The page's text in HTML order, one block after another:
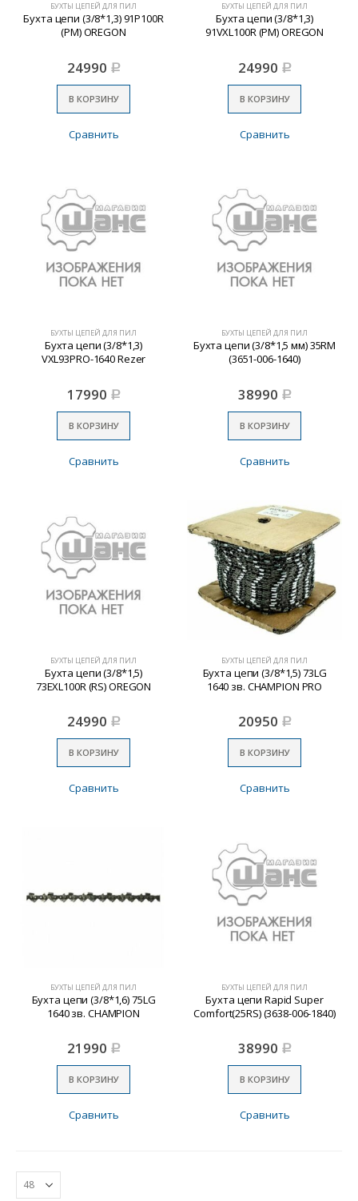
БУХТЫ ЦЕПЕЙ ДЛЯ ПИЛ
Бухта цепи (3/8*1,3) 91P100R
(PM) OREGON
24990 Р
В КОРЗИНУ
Сравнить
БУХТЫ ЦЕПЕЙ ДЛЯ ПИЛ
Бухта цепи (3/8*1,3)
91VXL100R (PM) OREGON
24990 Р
В КОРЗИНУ
Сравнить
БУХТЫ ЦЕПЕЙ ДЛЯ ПИЛ
Бухта цепи (3/8*1,3)
VXL93PRO-1640 Rezer
17990 Р
В КОРЗИНУ
Сравнить
БУХТЫ ЦЕПЕЙ ДЛЯ ПИЛ
Бухта цепи (3/8*1,5 мм) 35RМ
(3651-006-1640)
38990 Р
В КОРЗИНУ
Сравнить
БУХТЫ ЦЕПЕЙ ДЛЯ ПИЛ
Бухта цепи (3/8*1,5)
73EXL100R (RS) OREGON
24990 Р
В КОРЗИНУ
Сравнить
БУХТЫ ЦЕПЕЙ ДЛЯ ПИЛ
Бухта цепи (3/8*1,5) 73LG
1640 зв. CHAMPION PRO
20950 Р
В КОРЗИНУ
Сравнить
БУХТЫ ЦЕПЕЙ ДЛЯ ПИЛ
Бухта цепи (3/8*1,6) 75LG
1640 зв. CHAMPION
21990 Р
В КОРЗИНУ
Сравнить
БУХТЫ ЦЕПЕЙ ДЛЯ ПИЛ
Бухта цепи Rapid Super
Comfort(25RS) (3638-006-1840)
38990 Р
В КОРЗИНУ
Сравнить